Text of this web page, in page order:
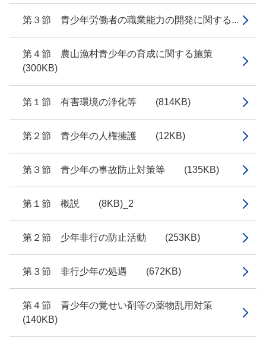
第３節 青少年労働者の職業能力の開発に関する...
第４節 農山漁村青少年の育成に関する施策
(300KB)
第１節 有害環境の浄化等 (814KB)
第２節 青少年の人権擁護 (12KB)
第３節 青少年の事故防止対策等 (135KB)
第１節 概説 (8KB)_2
第２節 少年非行の防止活動 (253KB)
第３節 非行少年の処遇 (672KB)
第４節 青少年の覚せい剤等の薬物乱用対策
(140KB)